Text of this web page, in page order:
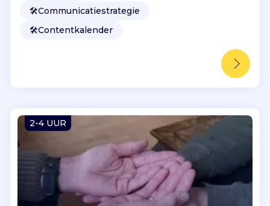
🛠️Communicatiestrategie
🛠️Contentkalender
2-4 UUR